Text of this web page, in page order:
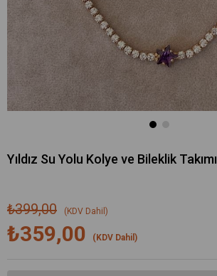
Yıldız Su Yolu Kolye ve Bileklik Takımı
₺399,00 (KDV Dahil)
₺359,00 (KDV Dahil)